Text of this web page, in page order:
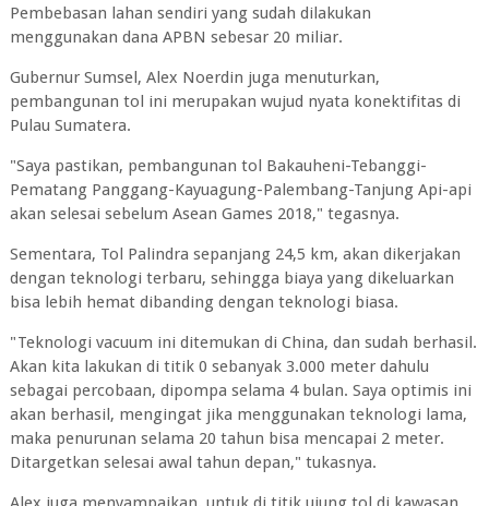
Pembebasan lahan sendiri yang sudah dilakukan
menggunakan dana APBN sebesar 20 miliar.
Gubernur Sumsel, Alex Noerdin juga menuturkan,
pembangunan tol ini merupakan wujud nyata konektifitas di
Pulau Sumatera.
"Saya pastikan, pembangunan tol Bakauheni-Tebanggi-
Pematang Panggang-Kayuagung-Palembang-Tanjung Api-api
akan selesai sebelum Asean Games 2018," tegasnya.
Sementara, Tol Palindra sepanjang 24,5 km, akan dikerjakan
dengan teknologi terbaru, sehingga biaya yang dikeluarkan
bisa lebih hemat dibanding dengan teknologi biasa.
"Teknologi vacuum ini ditemukan di China, dan sudah berhasil.
Akan kita lakukan di titik 0 sebanyak 3.000 meter dahulu
sebagai percobaan, dipompa selama 4 bulan. Saya optimis ini
akan berhasil, mengingat jika menggunakan teknologi lama,
maka penurunan selama 20 tahun bisa mencapai 2 meter.
Ditargetkan selesai awal tahun depan," tukasnya.